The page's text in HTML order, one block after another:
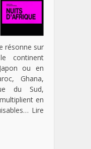
résonne sur
continent
ou en
Ghana,
du Sud,
en
Lire